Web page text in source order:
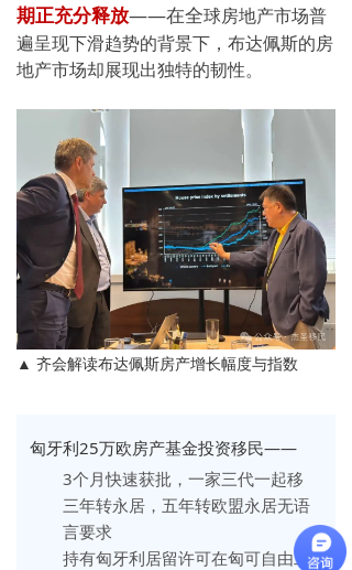
期正充分释放——在全球房地产市场普
遍呈现下滑趋势的背景下，布达佩斯的房
地产市场却展现出独特的韧性。
▲ 齐会解读布达佩斯房产增长幅度与指数
匈牙利25万欧房产基金投资移民——
3个月快速获批， 一家三代一起移
三年转永居，五年转欧盟永居无语
言要求
持有匈牙利居留许可在匈可自由工